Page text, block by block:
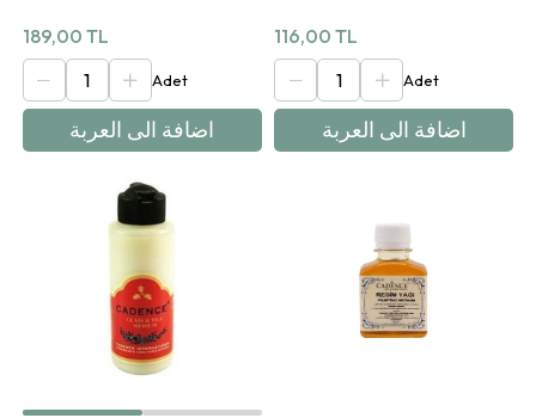
189,00 TL
اضافة الى العربة
116,00 TL
اضافة الى العربة